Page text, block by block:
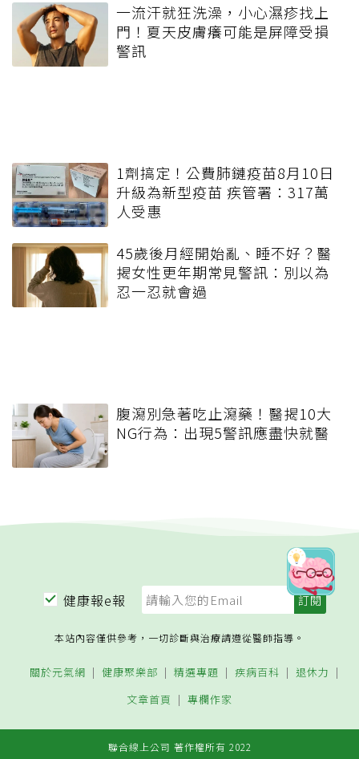
一流汗就狂洗澡，小心濕疹找上
門！夏天皮膚癢可能是屏障受損
警訊
1劑搞定！公費肺鏈疫苗8月10日
升級為新型疫苗 疾管署：317萬
人受惠
45歲後月經開始亂、睡不好？醫
揭女性更年期常見警訊：別以為
忍一忍就會過
腹瀉別急著吃止瀉藥！醫揭10大
NG行為：出現5警訊應盡快就醫
健康報e報
本站內容僅供參考，一切診斷與治療請遵從醫師指導。
關於元氣網 健康聚樂部 精選專題 疾病百科
退休力
文章首頁
專欄作家
聯合線上公司 著作權所有 2022